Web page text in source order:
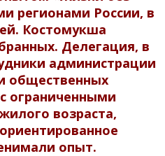
регионами России, в
Костомукша
Делегация, в
администрации
общественных
ограниченными
возраста,
опыт.